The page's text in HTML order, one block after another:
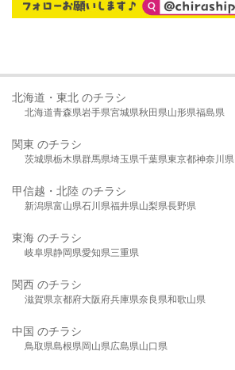
北海道・東北 のチラシ
北海道青森県岩手県宮城県秋田県山形県福島県
関東 のチラシ
茨城県栃木県群馬県埼玉県千葉県東京都神奈川県
甲信越・北陸 のチラシ
新潟県富山県石川県福井県山梨県長野県
東海 のチラシ
岐阜県静岡県愛知県三重県
関西 のチラシ
滋賀県京都府大阪府兵庫県奈良県和歌山県
中国 のチラシ
鳥取県島根県岡山県広島県山口県